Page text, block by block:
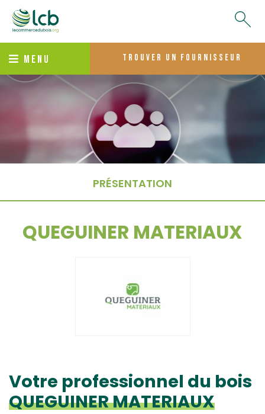
MENU trouver un fournisseur
PRÉSENTATION
QUEGUINER MATERIAUX
Votre professionnel du bois
QUEGUINER MATERIAUX